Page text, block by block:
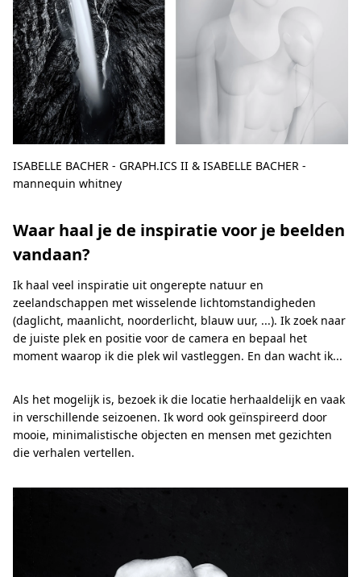
ISABELLE BACHER - GRAPH.ICS II & ISABELLE BACHER -
mannequin whitney
Waar haal je de inspiratie voor je beelden
vandaan?
Ik haal veel inspiratie uit ongerepte natuur en
zeelandschappen met wisselende lichtomstandigheden
(daglicht, maanlicht, noorderlicht, blauw uur, ...). Ik zoek naar
de juiste plek en positie voor de camera en bepaal het
moment waarop ik die plek wil vastleggen. En dan wacht ik...
Als het mogelijk is, bezoek ik die locatie herhaaldelijk en vaak
in verschillende seizoenen. Ik word ook geïnspireerd door
mooie, minimalistische objecten en mensen met gezichten
die verhalen vertellen.